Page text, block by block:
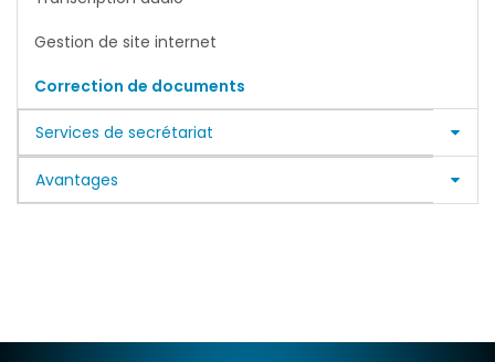
Gestion de site internet
Correction de documents
Services de secrétariat
Avantages